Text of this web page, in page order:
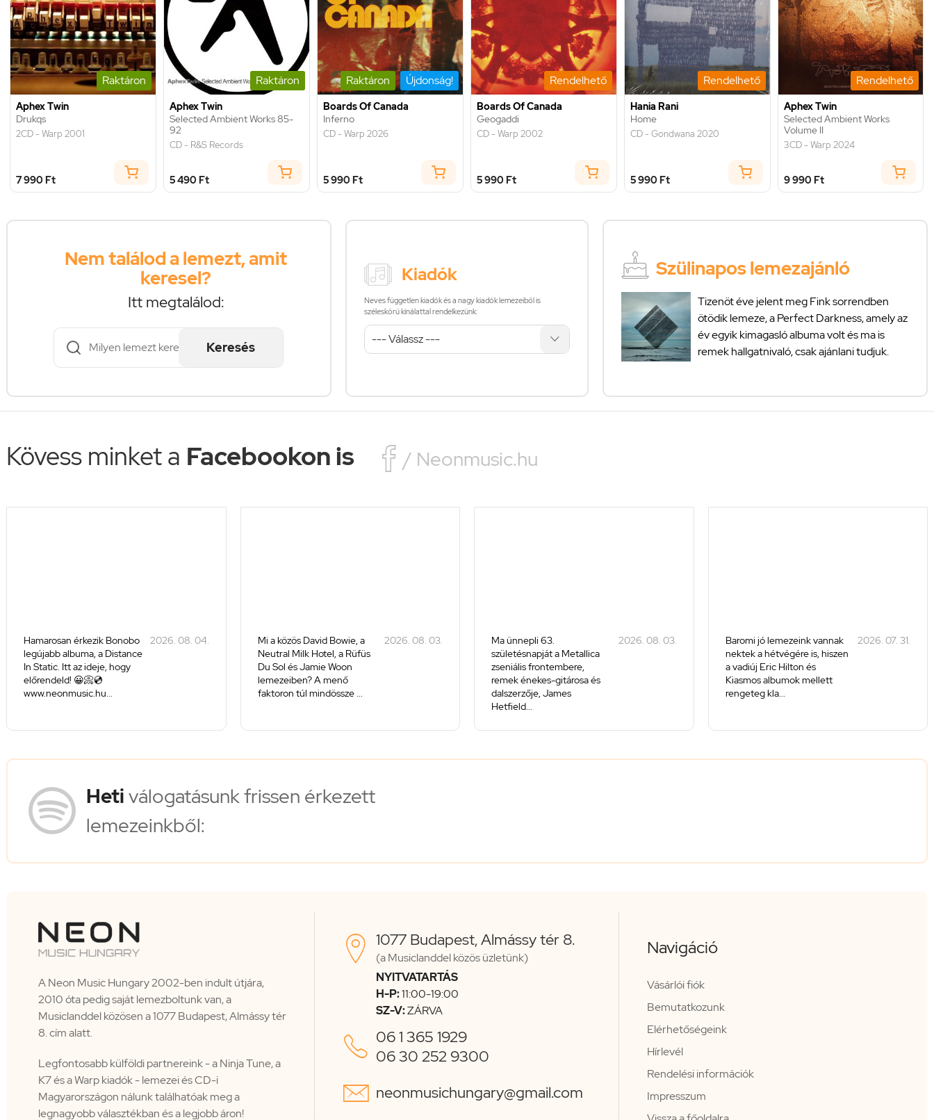
Raktáron
Aphex Twin
Drukqs
2CD - Warp 2001
7 990 Ft
Raktáron
Aphex Twin
Selected Ambient Works 85-
92
CD - R&S Records
5 490 Ft
Raktáron Újdonság!
Boards Of Canada
Inferno
CD - Warp 2026
5 990 Ft
Rendelhető
Boards Of Canada
Geogaddi
CD - Warp 2002
5 990 Ft
Rendelhető
Hania Rani
Home
CD - Gondwana 2020
5 990 Ft
Rendelhető
Aphex Twin
Selected Ambient Works
Volume II
3CD - Warp 2024
9 990 Ft
Nem találod a lemezt, amit
keresel?
Itt megtalálod:
Keresés
Kiadók
Neves független kiadók és a nagy kiadók lemezeiből is
széleskörű kínálattal rendelkezünk:
Szülinapos lemezajánló
Tizenöt éve jelent meg Fink sorrendben
ötödik lemeze, a Perfect Darkness, amely az
év egyik kimagasló albuma volt és ma is
remek hallgatnivaló, csak ajánlani tudjuk.
Kövess minket a Facebookon is  / Neonmusic.hu
Hamarosan érkezik Bonobo
legújabb albuma, a Distance
In Static. Itt az ideje, hogy
előrendeld! 😀📀💿
www.neonmusic.hu...
2026. 08. 04.
Mi a közös David Bowie, a
Neutral Milk Hotel, a Rüfüs
Du Sol és Jamie Woon
lemezeiben? A menő
faktoron túl mindössze ...
2026. 08. 03.
Ma ünnepli 63.
születésnapját a Metallica
zseniális frontembere,
remek énekes-gitárosa és
dalszerzője, James
Hetfield...
2026. 08. 03.
Baromi jó lemezeink vannak
nektek a hétvégére is, hiszen
a vadiúj Eric Hilton és
Kiasmos albumok mellett
rengeteg kla...
2026. 07. 31.
Hetiválogatásunk frissen érkezett
lemezeinkből:
A Neon Music Hungary 2002-ben indult útjára,
2010 óta pedig saját lemezboltunk van, a
Musiclanddel közösen a 1077 Budapest, Almássy tér
8. cím alatt.
Legfontosabb külföldi partnereink - a Ninja Tune, a
K7 és a Warp kiadók - lemezei és CD-i
Magyarországon nálunk találhatóak meg a
legnagyobb választékban és a legjobb áron!
 1077 Budapest, Almássy tér 8.
(a Musiclanddel közös üzletünk)
NYITVATARTÁS
H-P:11:00-19:00
SZ-V:ZÁRVA
 06 1 365 1929
06 30 252 9300
 neonmusichungary@gmail.com
Navigáció
Vásárlói fiók
Bemutatkozunk
Elérhetőségeink
Hírlevél
Rendelési információk
Impresszum